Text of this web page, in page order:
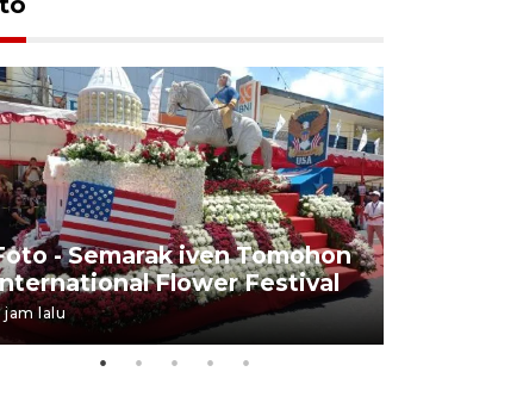
- Semarak iven Tomohon
Flower Festival
jam lalu